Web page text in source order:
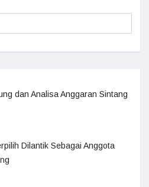
dan Analisa Anggaran Sintang
Dilantik Sebagai Anggota